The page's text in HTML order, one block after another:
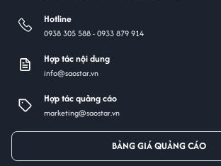
Hotline
0938 305 588 -0933 879 914
Hợp tác nội dung
info@saostar.vn
Hợp tác quảng cáo
marketing@saostar.vn
BẢNG GIÁ QUẢNG CÁO